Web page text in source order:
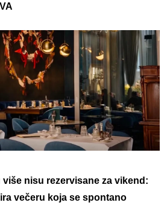
više nisu rezervisane za vikend:
večeru koja se spontano